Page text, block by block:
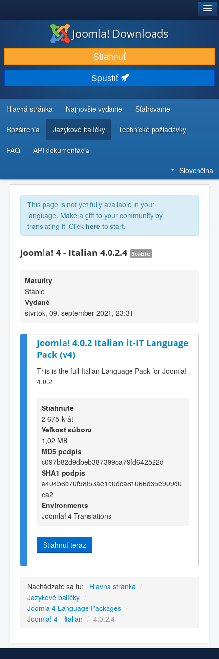
STIAHNUŤ & ROZŠÍRIŤ
OBJAVUJTE & UČTE SA
KOMUNITA & PODPORA
ZDROJE INFORMÁCIÍ PRE VÝVOJÁROV
Joomla! Downloads
Stiahnuť
Spustiť
Hlavná stránka Najnovšie vydanie Sťahovanie
Rozšírenia Jazykové balíčky Technické požiadavky
FAQ API dokumentácia
Slovenčina
This page is not yet fully available in your
language. Make a gift to your community by
translating it! Click here to start.
Joomla! 4 - Italian 4.0.2.4 Stable
Maturity
Stable
Vydané
štvrtok, 09. september 2021, 23:31
Joomla! 4.0.2 Italian it-IT Language
Pack (v4)
This is the full Italian Language Pack for Joomla!
4.0.2
Stiahnuté
2 675-krát
Veľkosť súboru
1,02 MB
MD5 podpis
c097b82d9dbeb387399ca79fd642522d
SHA1 podpis
a404b6b70f98f53ae1e0dca81066d35e909d0
ea2
Environments
Joomla! 4 Translations
Stiahnuť teraz
Nachádzate sa tu: Hlavná stránka /
Jazykové balíčky /
Joomla 4 Language Packages /
Joomla! 4 - Italian / 4.0.2.4